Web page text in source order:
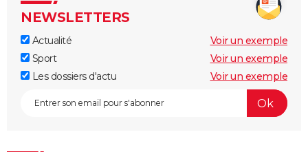
NEWSLETTERS
Actualité
Voir un exemple
Sport
Voir un exemple
Les dossiers d'actu
Voir un exemple